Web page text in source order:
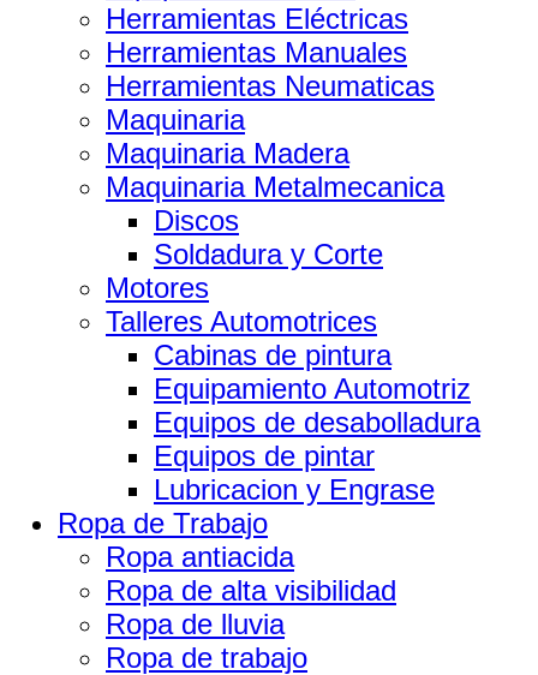
Herramientas Eléctricas
Herramientas Manuales
Herramientas Neumaticas
Maquinaria
Maquinaria Madera
Maquinaria Metalmecanica
Discos
Soldadura y Corte
Motores
Talleres Automotrices
Cabinas de pintura
Equipamiento Automotriz
Equipos de desabolladura
Equipos de pintar
Lubricacion y Engrase
Ropa de Trabajo
Ropa antiacida
Ropa de alta visibilidad
Ropa de lluvia
Ropa de trabajo